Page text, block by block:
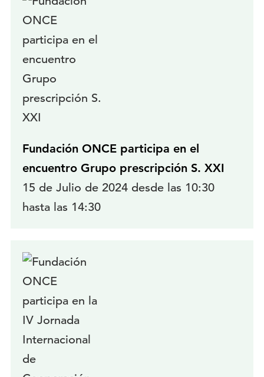
Fundación ONCE participa en el
encuentro Grupo prescripción S. XXI
15 de Julio de 2024 desde las 10:30
hasta las 14:30